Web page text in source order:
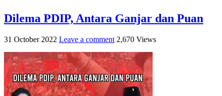
Dilema PDIP, Antara Ganjar dan Puan
31 October 2022 Leave a comment 2,670 Views